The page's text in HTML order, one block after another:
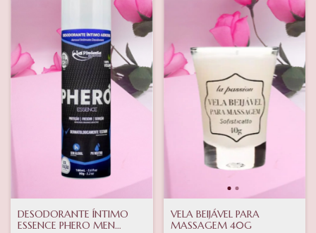
DESODORANTE ÍNTIMO
ESSENCE PHERO MEN
VELA BEIJÁVEL PARA
MASSAGEM 40G